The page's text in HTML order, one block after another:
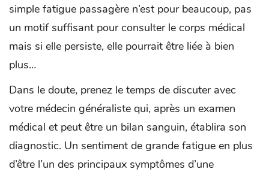
simple fatigue passagère n’est pour beaucoup, pas
un motif suffisant pour consulter le corps médical
mais si elle persiste, elle pourrait être liée à bien
plus…
Dans le doute, prenez le temps de discuter avec
votre médecin généraliste qui, après un examen
médical et peut être un bilan sanguin, établira son
diagnostic. Un sentiment de grande fatigue en plus
d’être l’un des principaux symptômes d’une